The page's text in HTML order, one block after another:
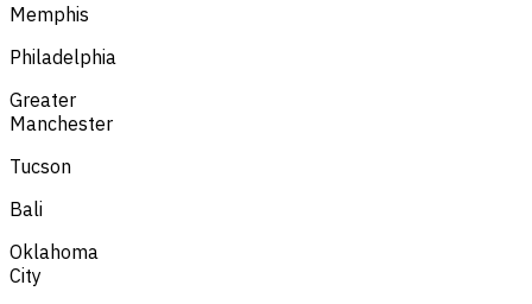
Memphis
Philadelphia
Greater
Manchester
Tucson
Bali
Oklahoma
City